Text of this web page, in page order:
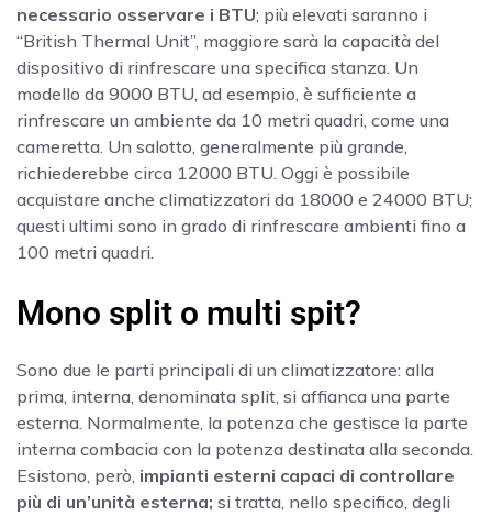
necessario osservare i BTU; più elevati saranno i
“British Thermal Unit”, maggiore sarà la capacità del
dispositivo di rinfrescare una specifica stanza. Un
modello da 9000 BTU, ad esempio, è sufficiente a
rinfrescare un ambiente da 10 metri quadri, come una
cameretta. Un salotto, generalmente più grande,
richiederebbe circa 12000 BTU. Oggi è possibile
acquistare anche climatizzatori da 18000 e 24000 BTU;
questi ultimi sono in grado di rinfrescare ambienti fino a
100 metri quadri.
Mono split o multi spit?
Sono due le parti principali di un climatizzatore: alla
prima, interna, denominata split, si affianca una parte
esterna. Normalmente, la potenza che gestisce la parte
interna combacia con la potenza destinata alla seconda.
Esistono, però, impianti esterni capaci di controllare
più di un’unità esterna; si tratta, nello specifico, degli